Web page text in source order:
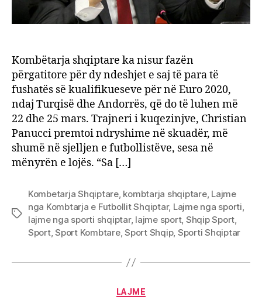
Kombëtarja shqiptare ka nisur fazën
përgatitore për dy ndeshjet e saj të para të
fushatës së kualifikueseve për në Euro 2020,
ndaj Turqisë dhe Andorrës, që do të luhen më
22 dhe 25 mars. Trajneri i kuqezinjve, Christian
Panucci premtoi ndryshime në skuadër, më
shumë në sjelljen e futbollistëve, sesa në
mënyrën e lojës. “Sa […]
Tags
Kombetarja Shqiptare, kombtarja shqiptare, Lajme
nga Kombtarja e Futbollit Shqiptar, Lajme nga sporti,
lajme nga sporti shqiptar, lajme sport, Shqip Sport,
Sport,Sport Kombtare,Sport Shqip, Sporti Shqiptar
Categories
LAJME